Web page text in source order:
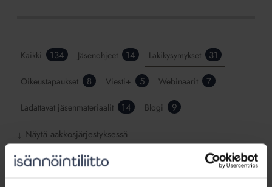
Kaikki 134 Jäsenohjeet 14 Lakikysymykset 31
Oikeustapaukset 8 Viesti+ 5 Webinaarit 7
Ladattavat jäsenmateriaalit 14 Blogi 9
↓ Näytä aakkosjärjestyksessä
Lakikysymys: